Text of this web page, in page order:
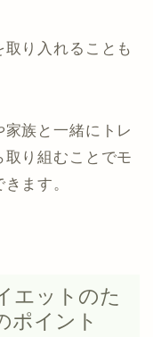
り入れることも
族と一緒にトレ
り組むことでモ
ます。
エットのた
ポイント